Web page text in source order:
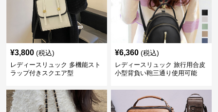
¥3,800 (税込)
レディースリュック 多機能スト
ラップ付きスクエア型
¥6,360 (税込)
レディースリュック 旅行用合皮
小型背負い鞄三通り使用可能